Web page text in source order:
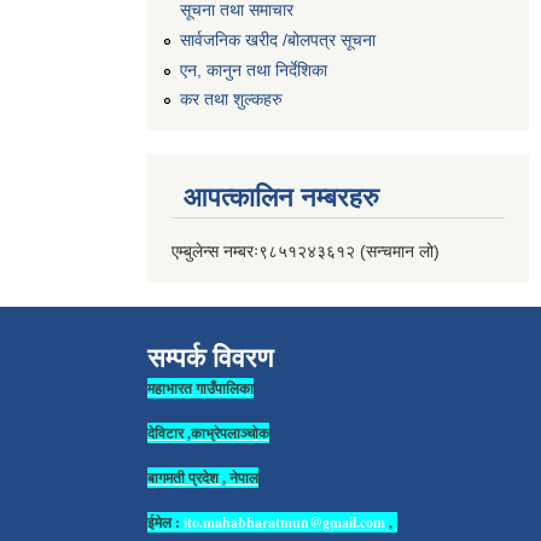
सूचना तथा समाचार
सार्वजनिक खरीद /बोलपत्र सूचना
एन, कानुन तथा निर्देशिका
कर तथा शुल्कहरु
आपत्कालिन नम्बरहरु
एम्बुलेन्स नम्बरः९८५१२४३६१२ (सन्चमान लो)
सम्पर्क विवरण
महाभारत गाउँपालिका
देविटार ,काभ्रेपलाञ्चोक
बागमती प्रदेश , नेपाल
ईमेल : ito.mahabharatmun@gmail.com,